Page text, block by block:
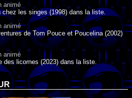
animé
les singes (1998) dans la liste.
animé
de Tom Pouce et Poucelina (2002)
animé
des licornes (2023) dans la liste.
animé
Choux ! (2006) dans la liste.